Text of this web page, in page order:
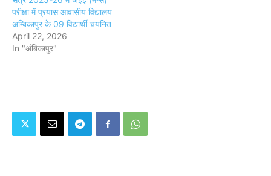
परीक्षा में प्रयास आवासीय विद्यालय
अम्बिकापुर के 09 विद्यार्थी चयनित
April 22, 2026
In "अंबिकापुर"